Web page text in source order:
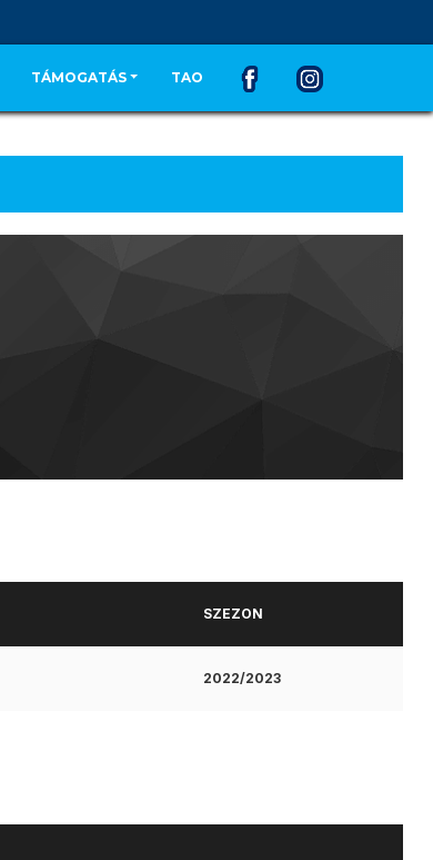
TÁMOGATÁS TAO
SZEZON
2022/2023